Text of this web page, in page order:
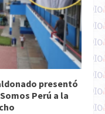
presentó
Perú a la